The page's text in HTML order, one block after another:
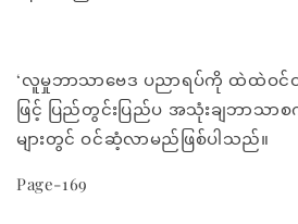
‘လူမှုဘာသာဗေဒ ပညာရပ်ကို ထဲထဲဝင်ဝ
ဖြင့် ပြည်တွင်းပြည်ပ အသုံးချဘာသ
များတွင် ဝင်ဆံ့လာမည်ဖြစ်ပါသည်။
Page-169